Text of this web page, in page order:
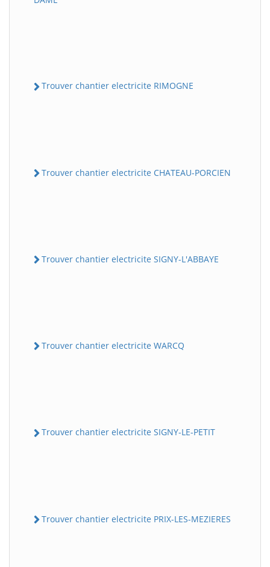
Trouver chantier electricite RIMOGNE
Trouver chantier electricite CHATEAU-PORCIEN
Trouver chantier electricite SIGNY-L'ABBAYE
Trouver chantier electricite WARCQ
Trouver chantier electricite SIGNY-LE-PETIT
Trouver chantier electricite PRIX-LES-MEZIERES